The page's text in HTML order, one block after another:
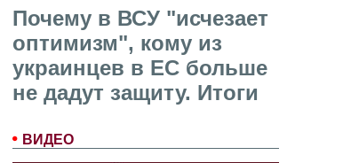
Почему в ВСУ "исчезает
оптимизм", кому из
украинцев в ЕС больше
не дадут защиту. Итоги
ВИДЕО